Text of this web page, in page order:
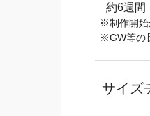
約6週間
※制作開始
※GW等の
サイズ